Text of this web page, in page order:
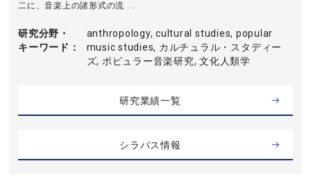
二に、音楽上の諸形式の流 ...
研究分野・
キーワード
anthropology, cultural studies, popular
music studies, カルチュラル・スタディー
ズ, ポピュラー音楽研究, 文化人類学
研究業績一覧
シラバス情報